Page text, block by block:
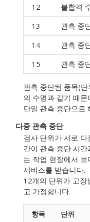
12
불합격
13
관측 중
14
관측 중
15
관측 중
관측 중단된 품목(
의 수명과 같기 때
단일 관측 중단으로
다중 관측 중단
검사 단위가 서로
간이 관측 중단 시
는 작업 현장에서
서비스를 받습니다.
12개의 단위가 고
고 가정합니다.
항목 단위